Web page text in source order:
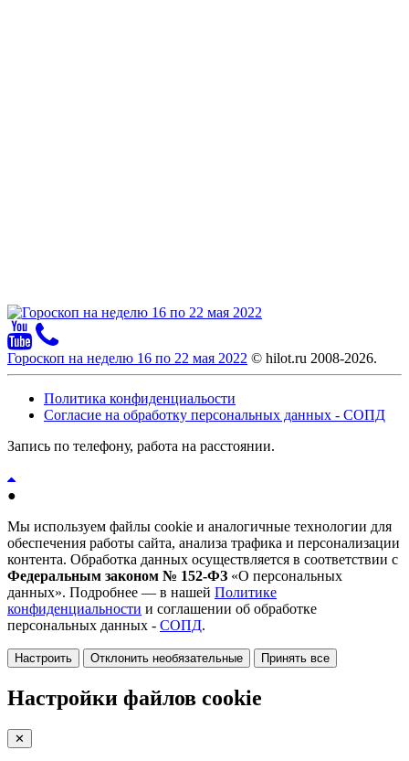
Гороскоп на неделю 16 по 22 мая 2022 © hilot.ru 2008-2026.
Политика конфиденциальости
Согласие на обработку персональных данных - СОПД
Запись по телефону, работа на расстоянии.
●
Мы используем файлы cookie и аналогичные технологии для
обеспечения работы сайта, анализа трафика и персонализации
контента. Обработка данных осуществляется в соответствии с
Федеральным законом № 152-ФЗ «О персональных
данных». Подробнее — в нашей Политике
конфиденциальности и соглашении об обработке
персональных данных - СОПД.
Настроить Отклонить необязательные Принять все
Настройки файлов cookie
✕